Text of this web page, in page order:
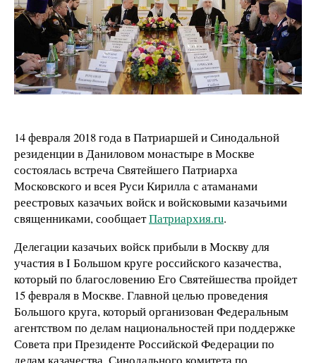
14 февраля 2018 года в Патриаршей и Синодальной
резиденции в Даниловом монастыре в Москве
состоялась встреча Святейшего Патриарха
Московского и всея Руси Кирилла с атаманами
реестровых казачьих войск и войсковыми казачьими
священниками, сообщаетПатриархия.ru.
Делегации казачьих войск прибыли в Москву для
участия в I Большом круге российского казачества,
который по благословению Его Святейшества пройдет
15 февраля в Москве. Главной целью проведения
Большого круга, который организован Федеральным
агентством по делам национальностей при поддержке
Совета при Президенте Российской Федерации по
делам казачества, Синодального комитета по